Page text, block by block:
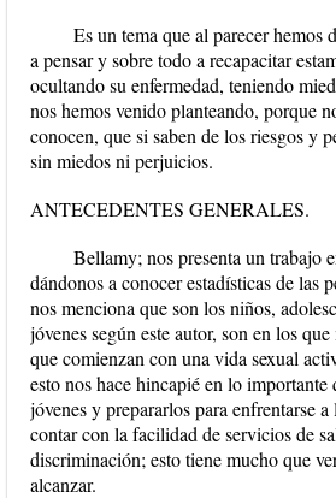
Es un tema que al parecer hemos
a pensar y sobre todo a recapacitar
ocultando su enfermedad, teniendo
nos hemos venido planteando, porque
conocen, que si saben de los riesgos y
sin miedos ni perjuicios.
ANTECEDENTES GENERALES.
Bellamy; nos presenta un trabajo
dándonos a conocer estadísticas de las
nos menciona que son los niños,
jóvenes según este autor, son en los
que comienzan con una vida sexual
esto nos hace hincapié en lo
jóvenes y prepararlos para enfrentarse
contar con la facilidad de servicios de
discriminación; esto tiene mucho que
alcanzar.